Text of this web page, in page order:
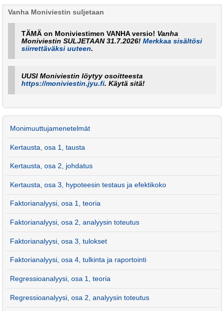
Vanha Moniviestin suljetaan
TÄMÄ on Moniviestimen VANHA versio! Vanha
Moniviestin SULJETAAN 31.7.2026!Merkkaa sisältösi
siirrettäväksi uuteen.
UUSI Moniviestin löytyy osoitteesta
https://moniviestin.jyu.fi. Käytä sitä!
Monimuuttujamenetelmät
Kertausta, osa 1, tausta
Kertausta, osa 2, johdatus
Kertausta, osa 3, hypoteesin testaus ja efektikoko
Faktorianalyysi, osa 1, teoria
Faktorianalyysi, osa 2, analyysin toteutus
Faktorianalyysi, osa 3, tulokset
Faktorianalyysi, osa 4, tulkinta ja raportointi
Regressioanalyysi, osa 1, teoria
Regressioanalyysi, osa 2, analyysin toteutus